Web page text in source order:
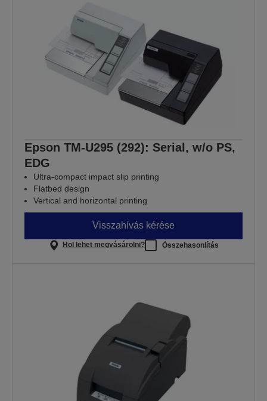
Epson TM-U295 (292): Serial, w/o PS,
EDG
Ultra-compact impact slip printing
Flatbed design
Vertical and horizontal printing
Visszahívás kérése
Hol lehet megvásárolni? Összehasonlítás